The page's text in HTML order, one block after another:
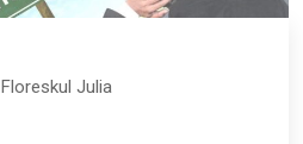
Floreskul Julia